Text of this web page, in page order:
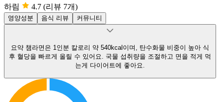
하림 4.7 (리뷰 7개)
영양성분 음식 리뷰 커뮤니티
요약 챔라면은 1인분 칼로리 약 540kcal이며, 탄수화물 비중이 높아 식
후 혈당을 빠르게 올릴 수 있어요. 국물 섭취량을 조절하고 면을 적게 먹
는게 다이어트에 좋아요.